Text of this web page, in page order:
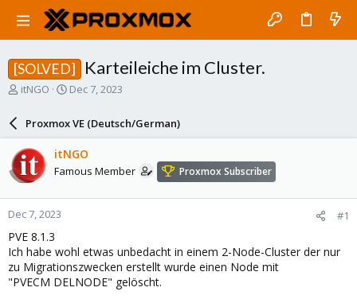
[SOLVED] Karteileiche im Cluster.
T
a
d
s
t
a
r
t
e
r
itNGO
S
a
r
d
a
e
Dec 7, 2023
Proxmox VE (Deutsch/German)
itNGO
Famous Member Proxmox Subscriber
Dec 7, 2023 #1
PVE 8.1.3
Ich habe wohl etwas unbedacht in einem 2-Node-Cluster der nur
zu Migrationszwecken erstellt wurde einen Node mit
"PVECM DELNODE" gelöscht.